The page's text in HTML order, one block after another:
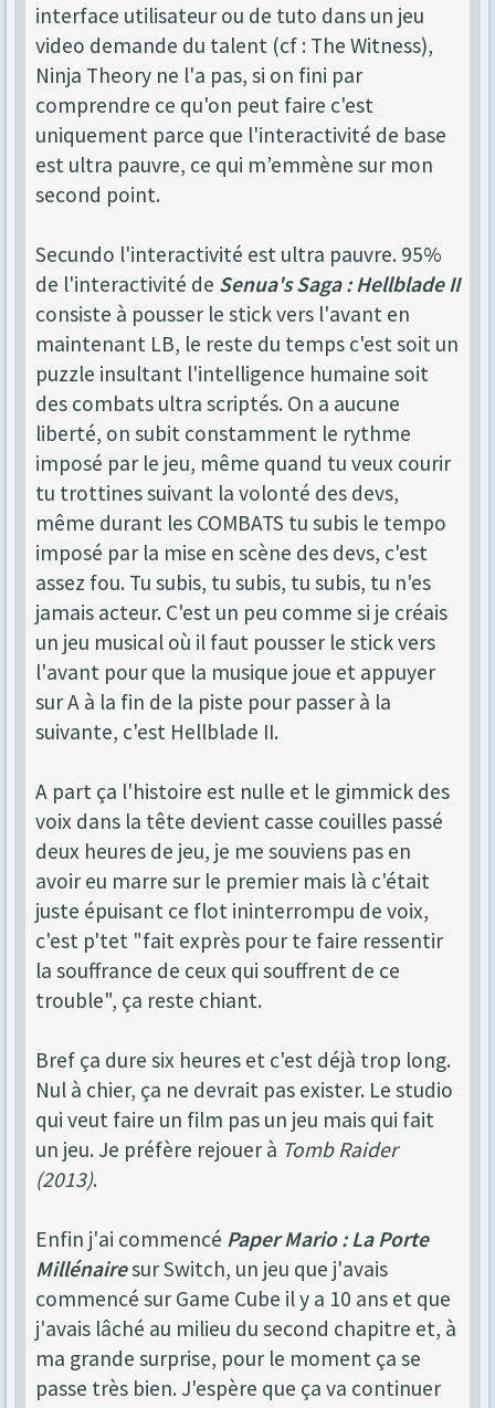
interface utilisateur ou de tuto dans un jeu
video demande du talent (cf : The Witness),
Ninja Theory ne l'a pas, si on fini par
comprendre ce qu'on peut faire c'est
uniquement parce que l'interactivité de base
est ultra pauvre, ce qui m’emmène sur mon
second point.
Secundo l'interactivité est ultra pauvre. 95%
de l'interactivité de Senua's Saga : Hellblade II
consiste à pousser le stick vers l'avant en
maintenant LB, le reste du temps c'est soit un
puzzle insultant l'intelligence humaine soit
des combats ultra scriptés. On a aucune
liberté, on subit constamment le rythme
imposé par le jeu, même quand tu veux courir
tu trottines suivant la volonté des devs,
même durant les COMBATS tu subis le tempo
imposé par la mise en scène des devs, c'est
assez fou. Tu subis, tu subis, tu subis, tu n'es
jamais acteur. C'est un peu comme si je créais
un jeu musical où il faut pousser le stick vers
l'avant pour que la musique joue et appuyer
sur A à la fin de la piste pour passer à la
suivante, c'est Hellblade II.
A part ça l'histoire est nulle et le gimmick des
voix dans la tête devient casse couilles passé
deux heures de jeu, je me souviens pas en
avoir eu marre sur le premier mais là c'était
juste épuisant ce flot ininterrompu de voix,
c'est p'tet "fait exprès pour te faire ressentir
la souffrance de ceux qui souffrent de ce
trouble", ça reste chiant.
Bref ça dure six heures et c'est déjà trop long.
Nul à chier, ça ne devrait pas exister. Le studio
qui veut faire un film pas un jeu mais qui fait
un jeu. Je préfère rejouer à Tomb Raider
(2013).
Enfin j'ai commencé Paper Mario : La Porte
Millénairesur Switch, un jeu que j'avais
commencé sur Game Cube il y a 10 ans et que
j'avais lâché au milieu du second chapitre et, à
ma grande surprise, pour le moment ça se
passe très bien. J'espère que ça va continuer